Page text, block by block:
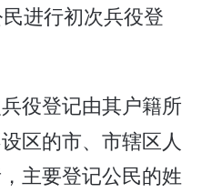
进行初次兵役登
役登记由其户籍所
区的市、市辖区人
主要登记公民的姓